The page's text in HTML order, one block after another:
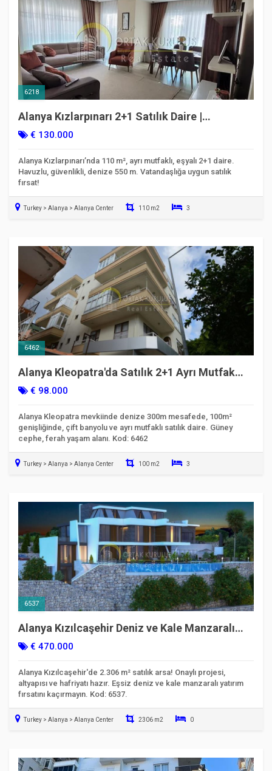
6218
Alanya Kızlarpınarı 2+1 Satılık Daire |
Vatandaşlığa Uygun
€ 130.000
Alanya Kızlarpınarı’nda 110 m², ayrı mutfaklı, eşyalı 2+1 daire.
Havuzlu, güvenlikli, denize 550 m. Vatandaşlığa uygun satılık
fırsat!
Turkey > Alanya > Alanya Center 110 m2 3
6462
Alanya Kleopatra'da Satılık 2+1 Ayrı Mutfak
Daire | Denize 300m
€ 98.000
Alanya Kleopatra mevkiinde denize 300m mesafede, 100m²
genişliğinde, çift banyolu ve ayrı mutfaklı satılık daire. Güney
cephe, ferah yaşam alanı. Kod: 6462
Turkey > Alanya > Alanya Center 100 m2 3
6537
Alanya Kızılcaşehir Deniz ve Kale Manzaralı
Satılık Villa Arsası
€ 470.000
Alanya Kızılcaşehir'de 2.306 m² satılık arsa! Onaylı projesi,
altyapısı ve hafriyatı hazır. Eşsiz deniz ve kale manzaralı yatırım
fırsatını kaçırmayın. Kod: 6537.
Turkey > Alanya > Alanya Center 2306 m2 0